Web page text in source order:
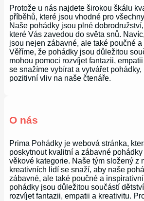
Protože u nás najdete širokou škálu
příběhů, které jsou vhodné pro
Naše pohádky jsou plné
které Vás zavedou do světa snů.
jsou nejen zábavné, ale také poučné
Věříme, že pohádky jsou důležitou
mohou pomoci rozvíjet fantazii,
se snažíme vybírat a vytvářet pohádky,
pozitivní vliv na naše čtenáře.
O nás
Prima Pohádky je webová stránka,
poskytnout kvalitní a zábavné
věkové kategorie. Naše tým složený z
kreativních lidí se snaží, aby naše
zábavné, ale také poučné a
pohádky jsou důležitou součástí
rozvíjet fantazii, empatii a kreativitu.